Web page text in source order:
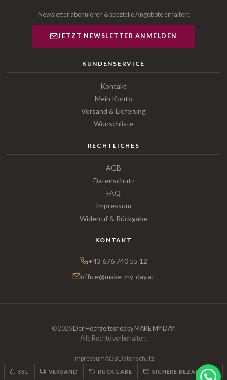
Newsletter abonnieren & spezielle Angebote erhalten:
JETZT NEWSLETTER ANMELDEN
KUNDENSERVICE
Kontakt
Mein Konto
Versand & Lieferung
Wunschliste
RECHTLICHES
AGB
Datenschutz
FAQ
Impressum
Widerruf & Rückgabe
KONTAKT
+43 676 740 55 12
office@make-my-day.at
© 2026 Der Hochzeitsshop by MAKE MY DAY.
Alle Rechte vorbehalten.
ImpressumAGBDatenschutz
SSL VERSAND RÜCKGABE SICHERE BEZAHLUNG